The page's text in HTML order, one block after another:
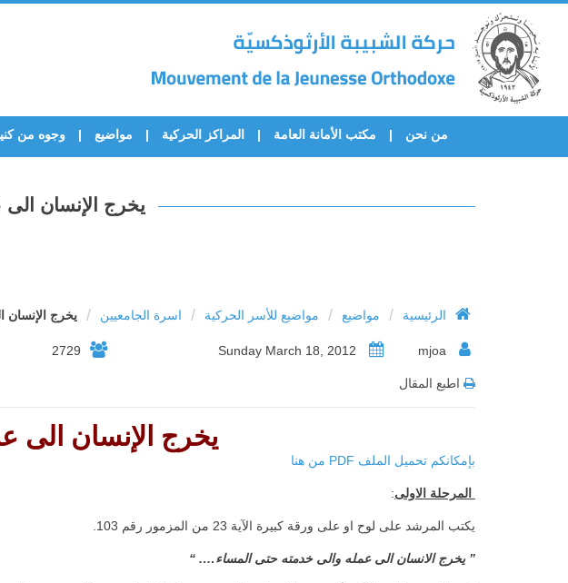
من نحن مكتب الأمانة العامة المراكز الحركية مواضيع وجوه من
يخرج الإنسان
الرئيسية / مواضيع / مواضيع للأسر الحركية / اسرة الجامعيين / يخرج الإنسان
2729
اطبع المقال
يخرج الإنسان الى
بإمكانكم تحميل الملف PDF من هنا
المرحلة الاولى:
يكتب المرشد على لوح او على ورقة كبيرة الآية 23 من المزمور رقم 103.
” يخرج الانسان الى عمله والى خدمته حتى المساء…. “